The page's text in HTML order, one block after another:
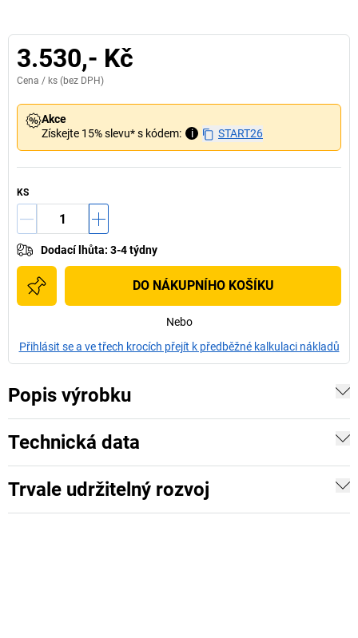
3.530,- Kč
Cena / ks (bez DPH)
Akce
Získejte 15% slevu* s kódem:
i START26
KS
Dodací lhůta: 3-4 týdny
DO NÁKUPNÍHO KOŠÍKU
Nebo
Přihlásit se a ve třech krocích přejít k předběžné kalkulaci nákladů
Popis výrobku
Technická data
Trvale udržitelný rozvoj